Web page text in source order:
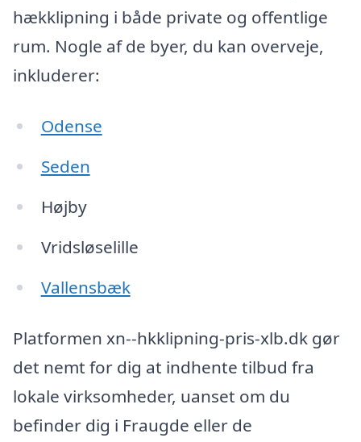
hækklipning i både private og offentlige
rum. Nogle af de byer, du kan overveje,
inkluderer:
Odense
Seden
Højby
Vridsløselille
Vallensbæk
Platformen xn--hkklipning-pris-xlb.dk gør
det nemt for dig at indhente tilbud fra
lokale virksomheder, uanset om du
befinder dig i Fraugde eller de